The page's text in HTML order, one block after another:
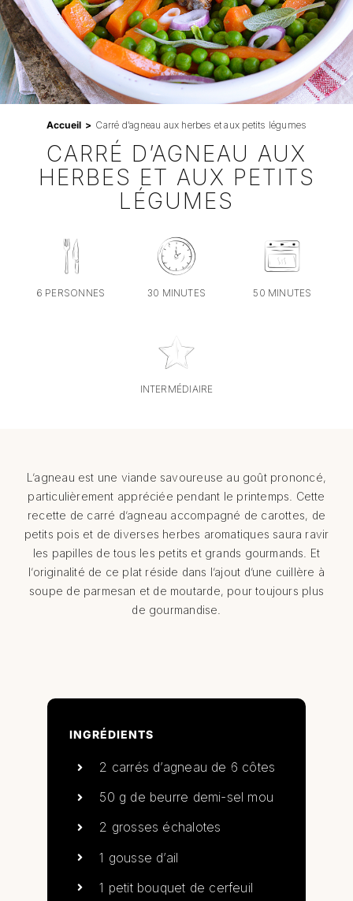
Professionnels
RECHERCHER:
Accueil Carré d’agneau aux herbes et aux petits légumes
CARRÉ D’AGNEAU AUX
HERBES ET AUX PETITS
LÉGUMES
6 PERSONNES 30 MINUTES 50 MINUTES
INTERMÉDIAIRE
L’agneau est une viande savoureuse au goût prononcé,
particulièrement appréciée pendant le printemps. Cette
recette de carré d’agneau accompagné de carottes, de
petits pois et de diverses herbes aromatiques saura ravir
les papilles de tous les petits et grands gourmands. Et
l’originalité de ce plat réside dans l’ajout d’une cuillère à
soupe de parmesan et de moutarde, pour toujours plus
de gourmandise.
INGRÉDIENTS
2 carrés d’agneau de 6 côtes
50 g de beurre demi-sel mou
2 grosses échalotes
1 gousse d’ail
1 petit bouquet de cerfeuil